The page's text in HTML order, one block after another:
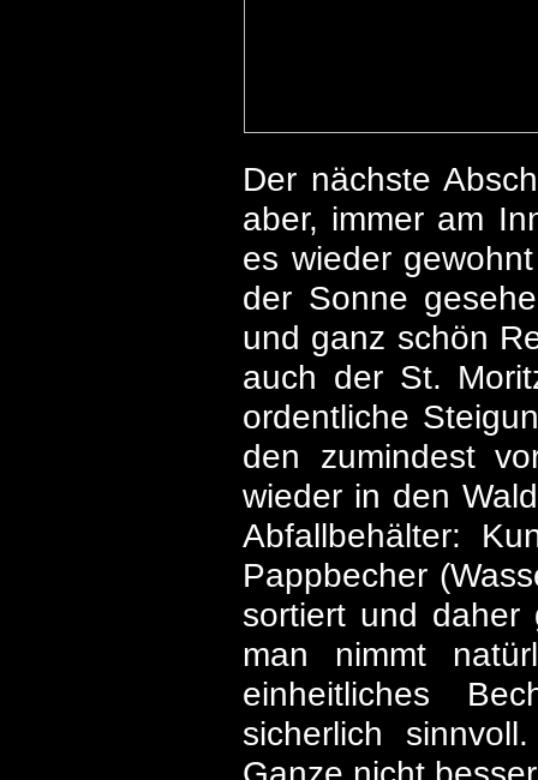
Der nächste
aber, immer am
es wieder
der Sonne
und ganz schön
auch der St.
ordentliche
den zumindest
wieder in den
Abfallbehälter:
Pappbecher
sortiert und daher
man nimmt
einheitliches
sicherlich